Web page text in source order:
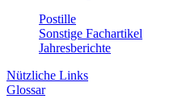
Postille
Sonstige Fachartikel
Jahresberichte
Nützliche Links
Glossar